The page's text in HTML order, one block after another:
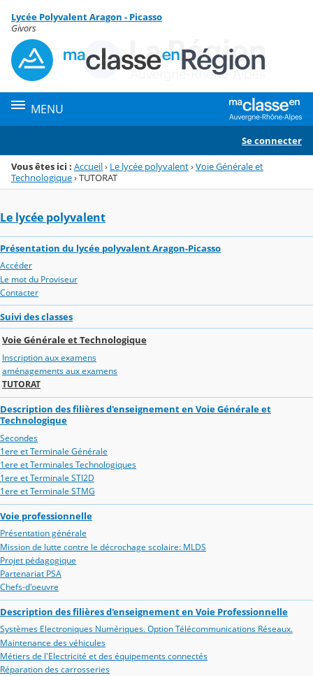
Menu de la rubrique
Contenu
Lycée Polyvalent Aragon - Picasso
Givors
MENU
Se connecter
Vous êtes ici : Accueil› Le lycée polyvalent›Voie Générale et
Technologique›TUTORAT
Le lycée polyvalent
Présentation du lycée polyvalent Aragon-Picasso
Accéder
Le mot du Proviseur
Contacter
Suivi des classes
Voie Générale et Technologique
Inscription aux examens
aménagements aux examens
TUTORAT
Description des filières d'enseignement en Voie Générale et
Technologique
Secondes
1ere et Terminale Générale
1ere et Terminales Technologiques
1ere et Terminale STI2D
1ere et Terminale STMG
Voie professionnelle
Présentation générale
Mission de lutte contre le décrochage scolaire: MLDS
Projet pédagogique
Partenariat PSA
Chefs-d'oeuvre
Description des filières d'enseignement en Voie Professionnelle
Systèmes Electroniques Numériques. Option Télécommunications Réseaux.
Maintenance des véhicules
Métiers de l'Electricité et des équipements connectés
Réparation des carrosseries